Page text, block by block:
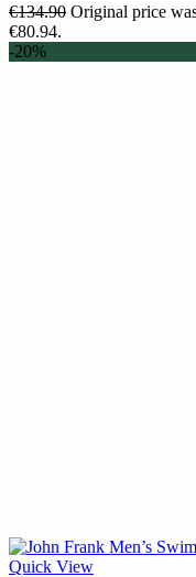
€134.90 Original price
€80.94.
-20%
Quick View